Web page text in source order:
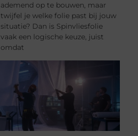
ademend op te bouwen, maar
twijfel je welke folie past bij jouw
situatie? Dan is Spinvliesfolie
vaak een logische keuze, juist
omdat